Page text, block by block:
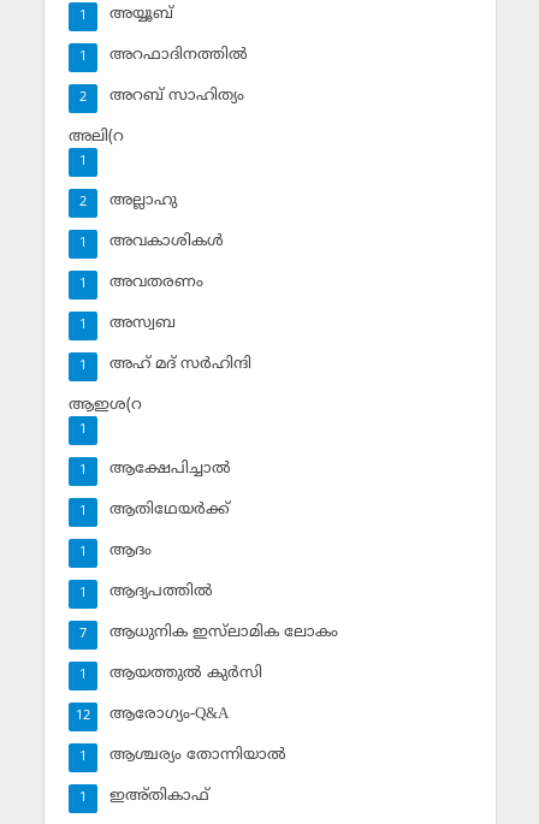
അയ്യൂബ്‌
1
അറഫാദിനത്തില്‍
1
അറബ് സാഹിത്യം
2
അലി(റ
1
അല്ലാഹു
2
അവകാശികള്‍
1
അവതരണം
1
അസ്വബ
1
അഹ് മദ് സര്‍ഹിന്ദി
1
ആഇശ(റ
1
ആക്ഷേപിച്ചാല്‍
1
ആതിഥേയര്‍ക്ക്
1
ആദം
1
ആദ്യപത്തില്‍
1
ആധുനിക ഇസ്‌ലാമിക ലോകം
7
ആയത്തുല്‍ കുര്‍സി
1
ആരോഗ്യം-Q&A
12
ആശ്ചര്യം തോന്നിയാല്‍
1
ഇഅ്തികാഫ്‌
1